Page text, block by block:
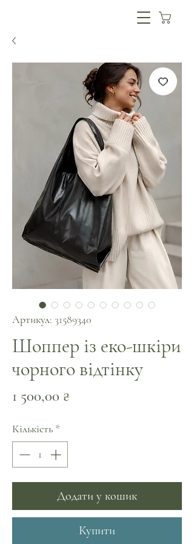
Артикул: 31589340
Шоппер із еко-шкіри
чорного відтінку
1 500,00 ₴
Кількість *
Додати у кошик
Купити